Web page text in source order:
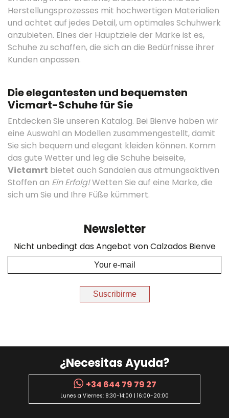
Herstellungsprozesses mit hochwertigen Materialien
und achtet auf jedes Detail, um optimales Schuhwerk
anzubieten. Eines der Hauptziele der Marke ist es,
Schuhe zu schaffen, die sich an die Bedürfnisse ihrer
Kunden anpassen.
Die elegantesten und bequemsten
Vicmart-Schuhe für Sie
Entdecken Sie unseren Katalog. Bei Bienve haben wir
eine Auswahl an Modellen zusammengestellt, damit
Sie sich bequem und elegant kleiden können. Komm
das gute Wetter und leg die Schuhe beiseite,
Victamrt bietet auch Sandalen aus atmungsaktiven
Stoffen an Ein Erfolg!Wetten Sie auf eine Marke, die
sich um Sie und Ihre Füße kümmert.
Newsletter
Nicht unbedingt das Angebot von Calzados Bienve
Suscribirme
¿Necesitas Ayuda?
+34 644 79 79 27
Lunes a Viernes: 8:30-14:00 | 16:00-20:00